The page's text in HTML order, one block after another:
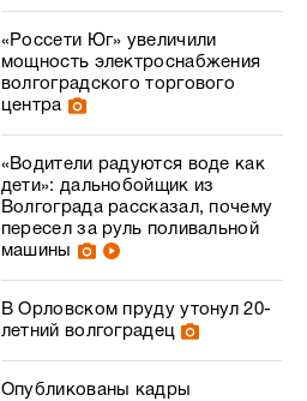
«Россети Юг» увеличили
мощность электроснабжения
волгоградского торгового
центра
«Водители радуются воде как
дети»: дальнобойщик из
Волгограда рассказал, почему
пересел за руль поливальной
машины
В Орловском пруду утонул 20-
летний волгоградец
Опубликованы кадры